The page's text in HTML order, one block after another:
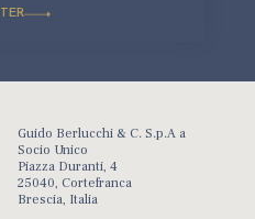
Guido Berlucchi & C. S.p.A a
Socio Unico
Piazza Duranti, 4
25040, Cortefranca
Brescia, Italia